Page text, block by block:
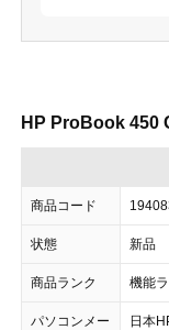
HP ProBook 450
商品コード
状態 新品
商品ランク 機能
パソコンメー
日本